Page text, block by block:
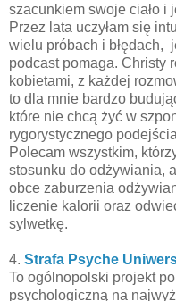
szacunkiem swoje ciało i
Przez lata uczyłam się
wielu próbach i błędach,
podcast pomaga. Christy
kobietami, z każdej
to dla mnie bardzo
które nie chcą żyć w
rygorystycznego
Polecam wszystkim,
stosunku do odżywiania,
obce zaburzenia
liczenie kalorii oraz
sylwetkę.
4. Strafa Psyche
To ogólnopolski projekt
psychologiczną na